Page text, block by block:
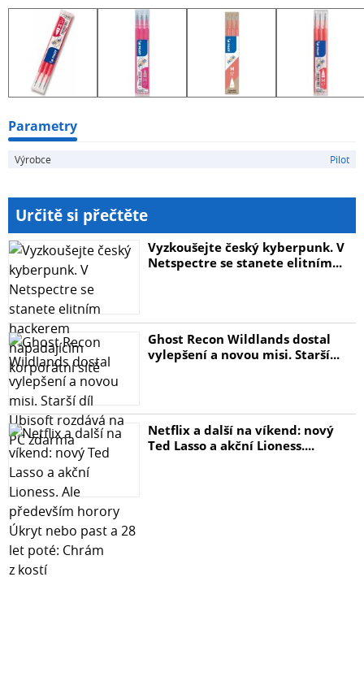
Parametry
Výrobce Pilot
Určitě si přečtěte
Vyzkoušejte český kyberpunk. V
Netspectre se stanete elitním...
Ghost Recon Wildlands dostal
vylepšení a novou misi. Starší...
Netflix a další na víkend: nový
Ted Lasso a akční Lioness....